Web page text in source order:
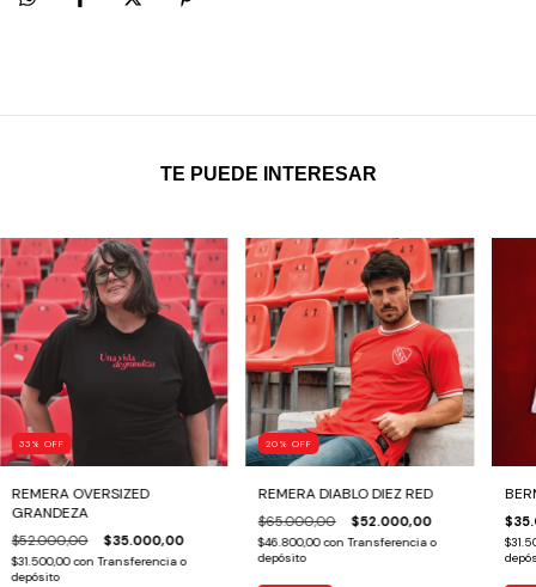
TE PUEDE INTERESAR
33 % OFF
REMERA OVERSIZED
GRANDEZA
$52.000,00 $35.000,00
$31.500,00con Transferencia o
depósito
20 % OFF
REMERA DIABLO DIEZ RED
$65.000,00 $52.000,00
$46.800,00con Transferencia o
depósito